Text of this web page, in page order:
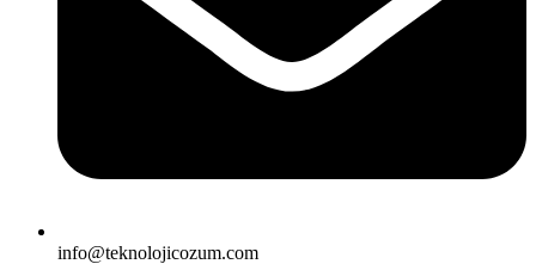
info@teknolojicozum.com